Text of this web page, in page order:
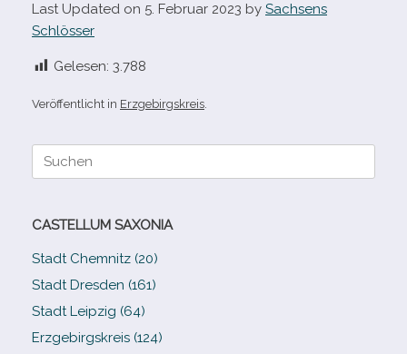
Last Updated on 5. Februar 2023 by Sachsens
Schlösser
Gelesen: 3.788
Veröffentlicht in Erzgebirgskreis
Suche
CASTELLUM SAXONIA
Stadt Chemnitz (20)
Stadt Dresden (161)
Stadt Leipzig (64)
Erzgebirgskreis (124)